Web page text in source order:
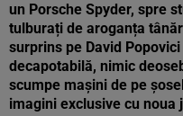
un Porsche Spyder, spre
tulburați de aroganța
surprins pe David
decapotabilă, nimic
scumpe mașini de pe
imagini exclusive cu noua